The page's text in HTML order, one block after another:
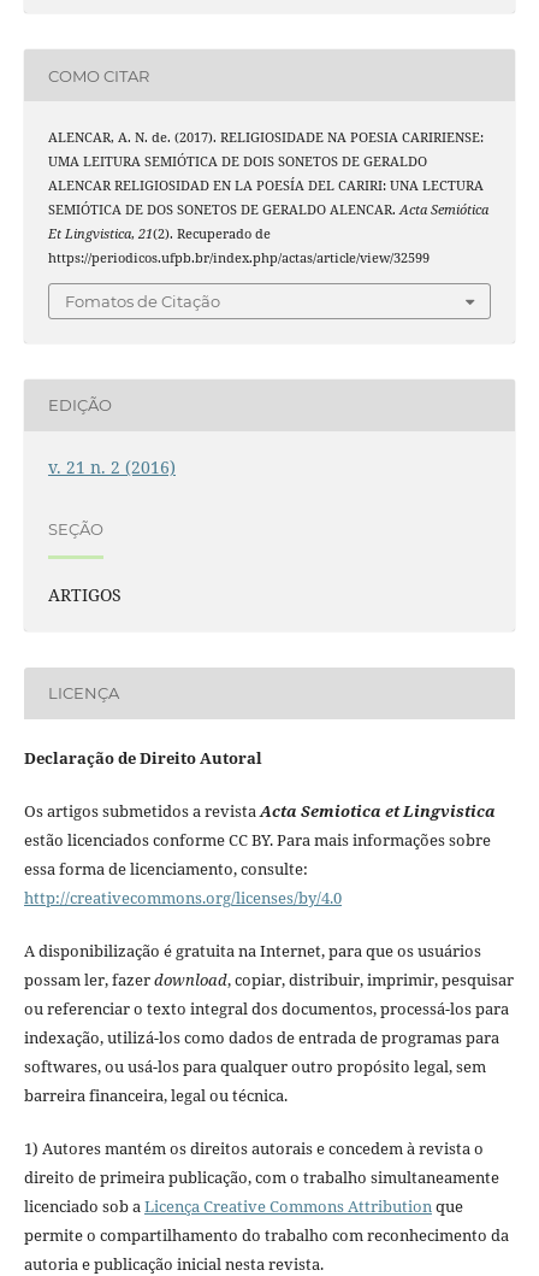
COMO CITAR
ALENCAR, A. N. de. (2017). RELIGIOSIDADE NA POESIA CARIRIENSE:
UMA LEITURA SEMIÓTICA DE DOIS SONETOS DE GERALDO
ALENCAR RELIGIOSIDAD EN LA POESÍA DEL CARIRI: UNA LECTURA
SEMIÓTICA DE DOS SONETOS DE GERALDO ALENCAR.Acta Semiótica
Et Lingvistica, 21(2). Recuperado de
https://periodicos.ufpb.br/index.php/actas/article/view/32599
Fomatos de Citação
EDIÇÃO
v. 21 n. 2 (2016)
SEÇÃO
ARTIGOS
LICENÇA
Declaração de Direito Autoral
Os artigos submetidos a revistaActa Semiotica et Lingvistica
estão licenciados conforme CC BY. Para mais informações sobre
essa forma de licenciamento, consulte:
http://creativecommons.org/licenses/by/4.0
A disponibilização é gratuita na Internet, para que os usuários
possam ler, fazerdownload, copiar, distribuir, imprimir, pesquisar
ou referenciar o texto integral dos documentos, processá-los para
indexação, utilizá-los como dados de entrada de programas para
softwares, ou usá-los para qualquer outro propósito legal, sem
barreira financeira, legal ou técnica.
1) Autores mantém os direitos autorais e concedem à revista o
direito de primeira publicação, com o trabalho simultaneamente
licenciado sob aLicença Creative Commons Attributionque
permite o compartilhamento do trabalho com reconhecimento da
autoria e publicação inicial nesta revista.